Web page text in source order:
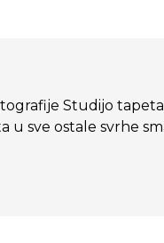
Studijo
u sve ostale svrhe